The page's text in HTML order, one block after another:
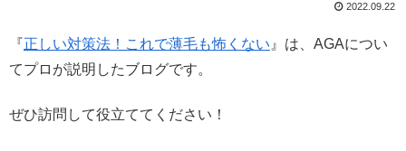
2022.09.22
『正しい対策法！これで薄毛も怖くない 』は、AGAについ
てプロが説明したブログです。
ぜひ訪問して役立ててください！